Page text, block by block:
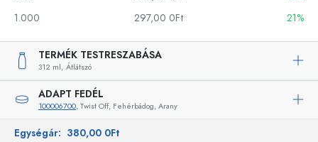
1.000
297,00 0Ft 21%
TERMÉK TESTRESZABÁSA
312 ml, Átlátszó
ADAPT FEDÉL
100006700, Twist Off, Fehérbádog, Arany
Egységár: 380,00 0Ft